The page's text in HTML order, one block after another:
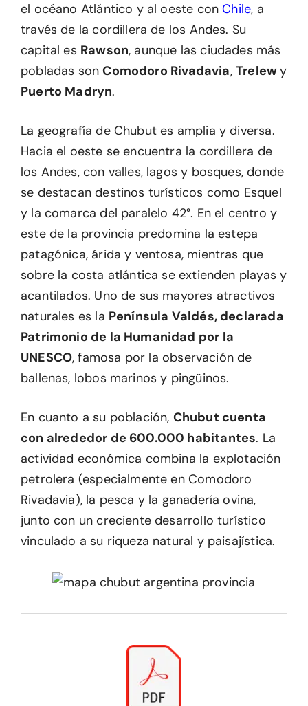
el océano Atlántico y al oeste conChile, a
través de la cordillera de los Andes. Su
capital es Rawson, aunque las ciudades más
pobladas sonComodoro Rivadavia, Trelewy
Puerto Madryn.
La geografía de Chubut es amplia y diversa.
Hacia el oeste se encuentra la cordillera de
los Andes, con valles, lagos y bosques, donde
se destacan destinos turísticos como Esquel
y la comarca del paralelo 42°. En el centro y
este de la provincia predomina la estepa
patagónica, árida y ventosa, mientras que
sobre la costa atlántica se extienden playas y
acantilados. Uno de sus mayores atractivos
naturales es la Península Valdés, declarada
Patrimonio de la Humanidad por la
UNESCO, famosa por la observación de
ballenas, lobos marinos y pingüinos.
En cuanto a su población, Chubut cuenta
con alrededor de 600.000 habitantes. La
actividad económica combina la explotación
petrolera (especialmente en Comodoro
Rivadavia), la pesca y la ganadería ovina,
junto con un creciente desarrollo turístico
vinculado a su riqueza natural y paisajística.